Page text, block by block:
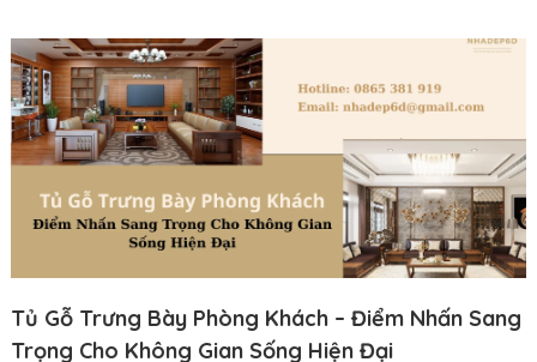
Tủ Gỗ Trưng Bày Phòng Khách – Điểm Nhấn Sang
Trọng Cho Không Gian Sống Hiện Đại